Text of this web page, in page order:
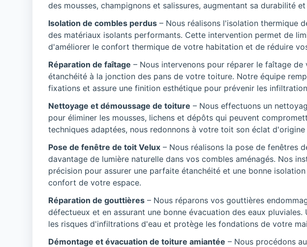
des mousses, champignons et salissures, augmentant sa durabilité
Isolation de combles perdus– Nous réalisons l'isolation thermique
des matériaux isolants performants. Cette intervention permet de
d'améliorer le confort thermique de votre habitation et de réduire
Réparation de faîtage – Nous intervenons pour réparer le faîtage
étanchéité à la jonction des pans de votre toiture. Notre équipe
fixations et assure une finition esthétique pour prévenir les
Nettoyage et démoussage de toiture – Nous effectuons un
pour éliminer les mousses, lichens et dépôts qui peuvent
techniques adaptées, nous redonnons à votre toit son éclat
Pose de fenêtre de toit Velux– Nous réalisons la pose de fenêtres
davantage de lumière naturelle dans vos combles aménagés. Nos
précision pour assurer une parfaite étanchéité et une bonne
confort de votre espace.
Réparation de gouttières– Nous réparons vos gouttières
défectueux et en assurant une bonne évacuation des eaux
les risques d'infiltrations d'eau et protège les fondations de votre
Démontage et évacuation de toiture amiantée – Nous procédons